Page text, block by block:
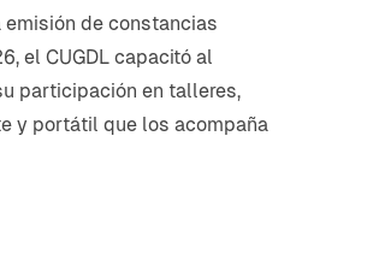
emisión de constancias
el CUGDL capacitó al
participación en talleres,
y portátil que los acompaña